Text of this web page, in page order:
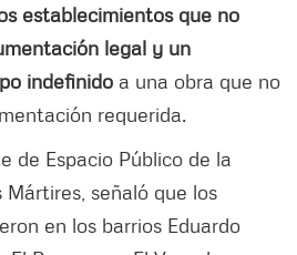
establecimientos que no
legal y un
indefinido a una obra que no
requerida.
de Espacio Público de la
señaló que los
en los barrios Eduardo